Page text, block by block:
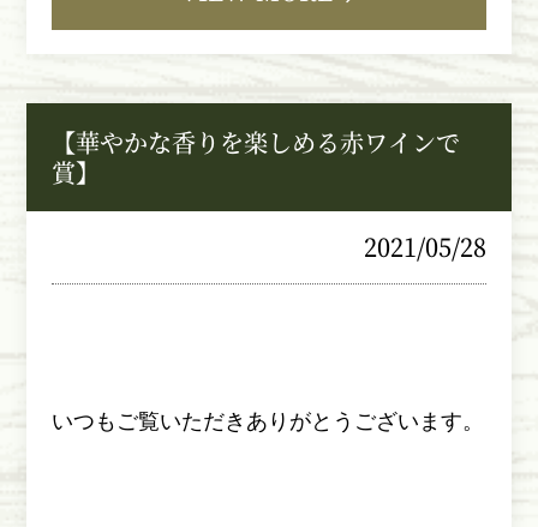
【華やかな香りを楽しめる赤ワインで
賞】
2021/05/28
いつもご覧いただきありがとうございます。